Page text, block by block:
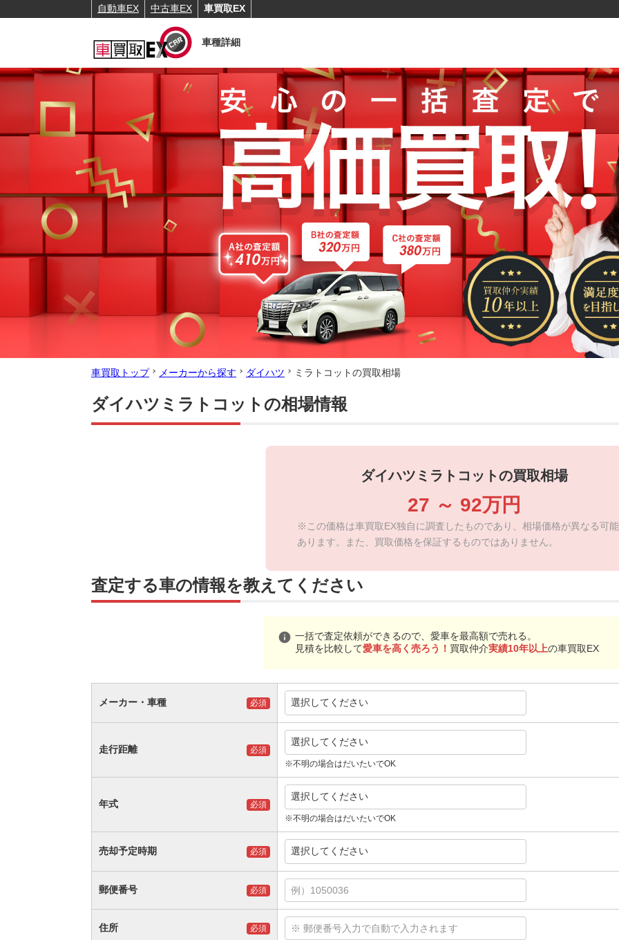
自動車EX 中古車EX 車買取EX
車種詳細
車買取トップ メーカーから探す ダイハツ ミラトコットの買取相場
ダイハツミラトコットの相場情報
ダイハツミラトコットの買取相場
27 ～ 92万円
※この価格は車買取EX独自に調査したものであり、相場価格が異なる可
あります。また、買取価格を保証するものではありません。
査定する車の情報を教えてください
info 一括で査定依頼ができるので、愛車を最高額で売れる。
見積を比較して愛車を高く売ろう！ 買取仲介実績10年以上の車買取EX
メーカー・車種 必須 選択してください
走行距離 必須
選択してください
※不明の場合はだいたいでOK
年式 必須
選択してください
※不明の場合はだいたいでOK
売却予定時期 必須 選択してください
郵便番号 必須
住所 必須